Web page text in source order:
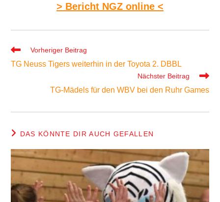
> Bericht NGZ online <
Weitere
ansehen
Vorheriger Beitrag
TG Neuss Tigers weiterhin in der Toyota 2. DBBL
Nächster Beitrag
TG-Mädels für den WBV bei den Ruhr Games
DAS KÖNNTE DIR AUCH GEFALLEN